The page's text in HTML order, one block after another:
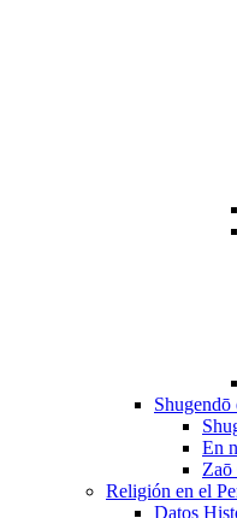
Shugendō
En
Zaō
Religión en el
Datos